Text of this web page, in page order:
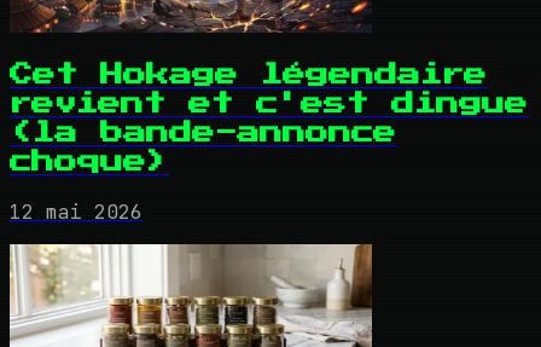
Cet Hokage légendaire
revient et c'est dingue
(la bande-annonce
choque)
12 mai 2026